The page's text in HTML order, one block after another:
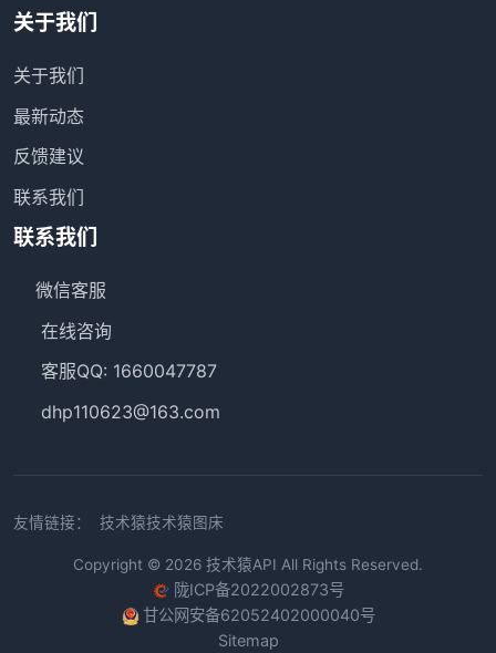
关于我们
关于我们
最新动态
反馈建议
联系我们
联系我们
微信客服
在线咨询
客服QQ: 1660047787
dhp110623@163.com
友情链接： 技术猿技术猿图床
Copyright © 2026 技术猿API All Rights Reserved.
陇ICP备2022002873号
甘公网安备62052402000040号
Sitemap